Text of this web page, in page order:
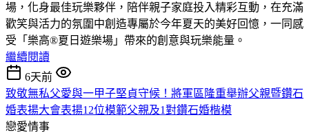
場，化身最佳玩樂夥伴，陪伴親子家庭投入精彩互動，在充滿
歡笑與活力的氛圍中創造專屬於今年夏天的美好回憶，一同感
受「樂高®夏日遊樂場」帶來的創意與玩樂能量。
繼續閱讀
6天前
致敬無私父愛與一甲子堅貞守候！將軍區隆重舉辦父親暨鑽石
婚表揚大會表揚12位模範父親及1對鑽石婚楷模
戀愛情事